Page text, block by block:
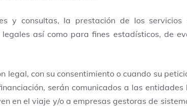
y consultas, la prestación de los servicios
así como para fines estadísticos, de
con su consentimiento o cuando su
serán comunicados a las entidades
en el viaje y/o a empresas gestoras de